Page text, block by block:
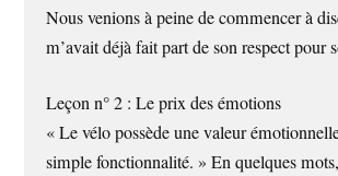
Nous venions à peine de commencer à
m’avait déjà fait part de son respect pour
Leçon n° 2 : Le prix des émotions
« Le vélo possède une valeur
simple fonctionnalité. » En quelques